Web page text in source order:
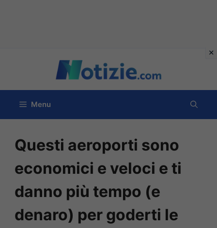
contenuto
Menu
Questi aeroporti sono
economici e veloci e ti
danno più tempo (e
denaro) per goderti le